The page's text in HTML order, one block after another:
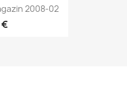
2008-02
€